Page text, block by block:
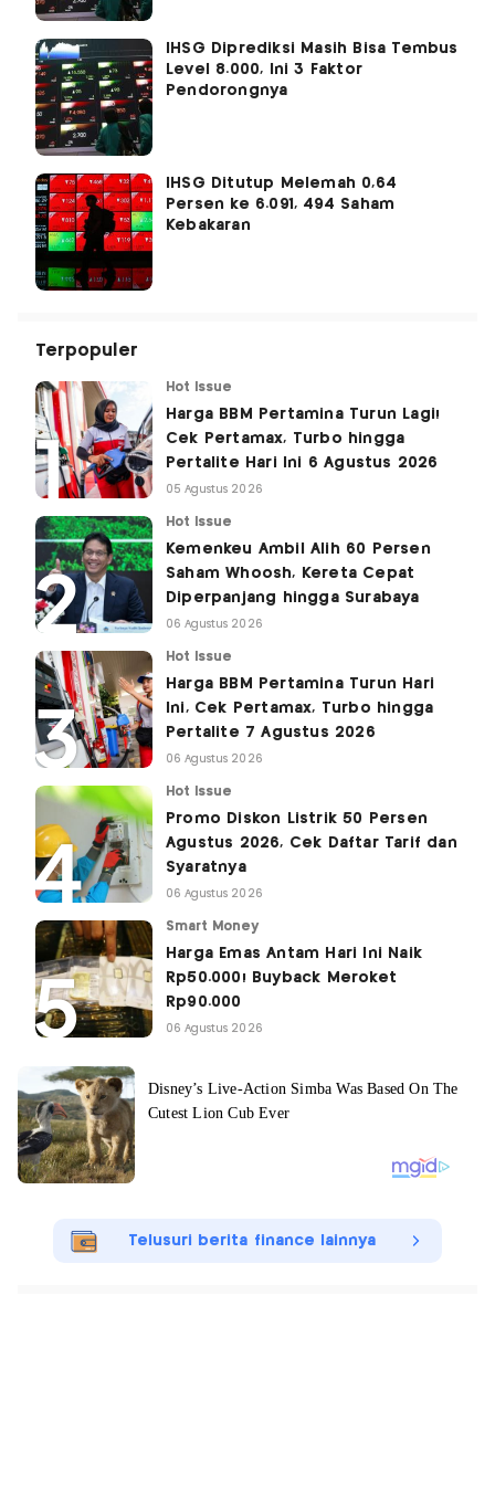
IHSG Diprediksi Masih Bisa Tembus
Level 8.000, Ini 3 Faktor
Pendorongnya
IHSG Ditutup Melemah 0,64
Persen ke 6.091, 494 Saham
Kebakaran
Terpopuler
Hot Issue
Harga BBM Pertamina Turun Lagi!
Cek Pertamax, Turbo hingga
Pertalite Hari Ini 6 Agustus 2026
05 Agustus 2026
Hot Issue
Kemenkeu Ambil Alih 60 Persen
Saham Whoosh, Kereta Cepat
Diperpanjang hingga Surabaya
06 Agustus 2026
Hot Issue
Harga BBM Pertamina Turun Hari
Ini, Cek Pertamax, Turbo hingga
Pertalite 7 Agustus 2026
06 Agustus 2026
Hot Issue
Promo Diskon Listrik 50 Persen
Agustus 2026, Cek Daftar Tarif dan
Syaratnya
06 Agustus 2026
Smart Money
Harga Emas Antam Hari Ini Naik
Rp50.000! Buyback Meroket
Rp90.000
06 Agustus 2026
Telusuri berita finance lainnya